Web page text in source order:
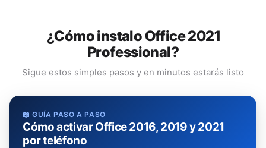
¿Cómo instalo Office 2021
Professional?
Sigue estos simples pasos y en minutos estarás listo
📖 GUÍA PASO A PASO
Cómo activar Office 2016, 2019 y 2021
por teléfono